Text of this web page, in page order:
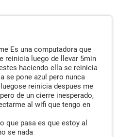
Es una computadora que
reinicia luego de llevar 5min
haciendo ella se reinicia
se pone azul pero nunca
reinicia despues me
de un cierre inesperado,
al wifi que tengo en
que pasa es que estoy al
se nada